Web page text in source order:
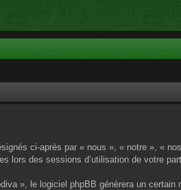
ci-après par « nous », « notre », «
des sessions d’utilisation de votre
», le logiciel phpBB génèrera un